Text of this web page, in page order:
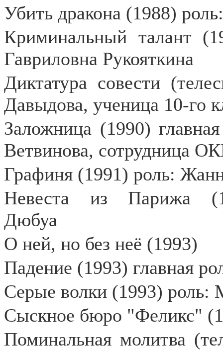
Убить дракона (1988)
Криминальный талант
Гавриловна Рукояткина
Диктатура совести
Давыдова, ученица 10-го
Заложница (1990)
Ветвинова, сотрудница
Графиня (1991) роль:
Невеста из Парижа
Дюбуа
О ней, но без неё (1993)
Падение (1993) главная
Серые волки (1993) роль:
Сыскное бюро "Феликс"
Поминальная молитва